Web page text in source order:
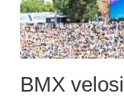
BMX